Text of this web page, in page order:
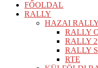
FŐOLDAL
RALLY
HAZAI
RALLY
RALLY 2
RALLY
RTE